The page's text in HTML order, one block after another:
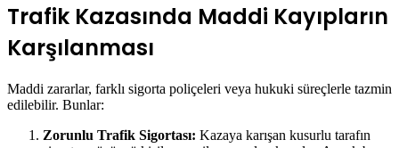
Trafik Kazasında Maddi Kayıpların
Karşılanması
Maddi zararlar, farklı sigorta poliçeleri veya hukuki süreçlerle tazmin
edilebilir. Bunlar:
Zorunlu Trafik Sigortası: Kazaya karışan kusurlu tarafın